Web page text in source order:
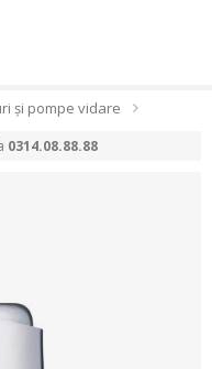
și pompe vidare
0314.08.88.88